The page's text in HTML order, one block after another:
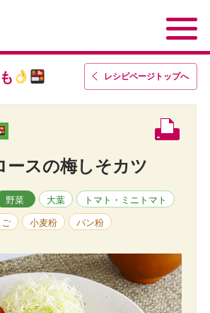
レシピページトップへ
ースの梅しそカツ
野菜 大葉 トマト・ミニトマト
ご 小麦粉 パン粉